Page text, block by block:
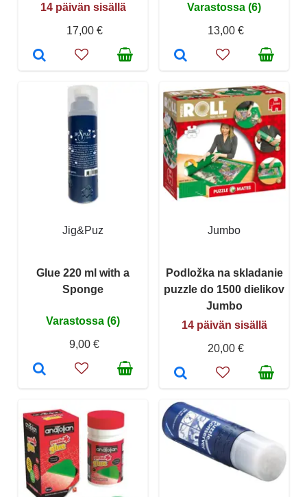
14 päivän sisällä
17,00 €
Varastossa (6)
13,00 €
Jig&Puz
Glue 220 ml with a
Sponge
Varastossa (6)
9,00 €
Jumbo
Podložka na skladanie
puzzle do 1500 dielikov
Jumbo
14 päivän sisällä
20,00 €